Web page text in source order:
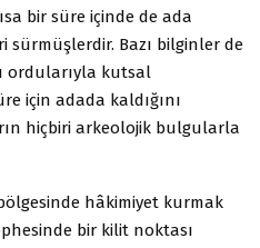
bir süre içinde de ada
Bazı bilginler de
ordularıyla kutsal
için adada kaldığını
hiçbiri arkeolojik bulgularla
hâkimiyet kurmak
bir kilit noktası